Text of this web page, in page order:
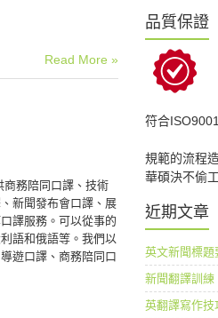
Read More »
務陪同口譯、技術
新聞發布會口譯、展
譯服務。可以從事的
語和俄語等。我們以
遊口譯、商務陪同口
品質保證
符合
規範的流程
華碩決不偷
近期文章
英文新聞標題
新聞翻譯訓練
英翻譯寫作技